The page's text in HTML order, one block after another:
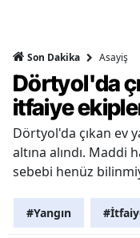
Son Dakika Asayiş
Dörtyol'da
itfaiye
Dörtyol'da çıkan ev
altına alındı. Maddi
sebebi henüz
#Yangın